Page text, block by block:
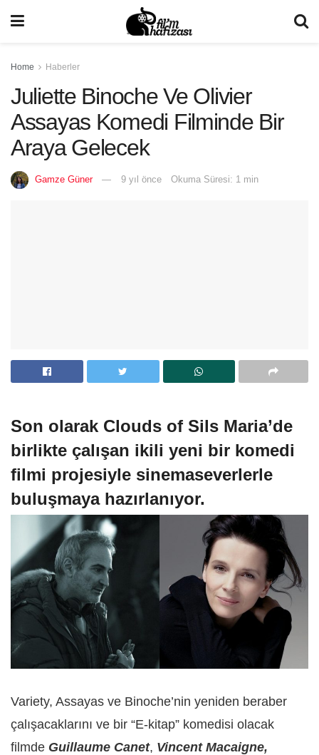
Home Haberler
Juliette Binoche Ve Olivier
Assayas Komedi Filminde Bir
Araya Gelecek
Gamze Güner 9 yıl önce Okuma Süresi: 1 min
Son olarak Clouds of Sils Maria’de
birlikte çalışan ikili yeni bir komedi
filmi projesiyle sinemaseverlerle
buluşmaya hazırlanıyor.
Variety, Assayas ve Binoche’nin yeniden beraber
çalışacaklarını ve bir “E-kitap” komedisi olacak
filmde Guillaume Canet, Vincent Macaigne,